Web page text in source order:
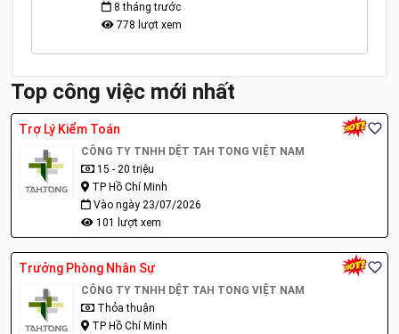
8 tháng trước
778 lượt xem
Top công việc mới nhất
Trợ Lý Kiểm Toán
CÔNG TY TNHH DỆT TAH TONG VIỆT NAM
15 - 20 triệu
TP Hồ Chí Minh
Vào ngày 23/07/2026
101 lượt xem
Trưởng Phòng Nhân Sự
CÔNG TY TNHH DỆT TAH TONG VIỆT NAM
Thỏa thuận
TP Hồ Chí Minh